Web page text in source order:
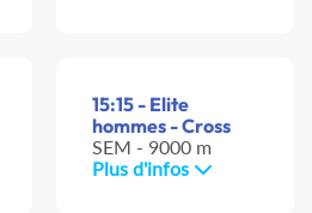
15:15 - Elite
hommes - Cross
SEM - 9000 m
Plus d'infos